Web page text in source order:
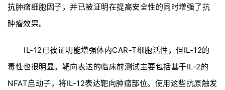
抗肿瘤细胞因子，并已被证明在提高安全性的同时增强了抗
肿瘤效果。
IL-12已被证明能增强体内CAR-T细胞活性，但IL-12的
毒性也很明显。靶向表达的临床前测试主要包括基于IL-2的
NFAT启动子，将IL-12表达靶向肿瘤部位。使用这些抗原触发